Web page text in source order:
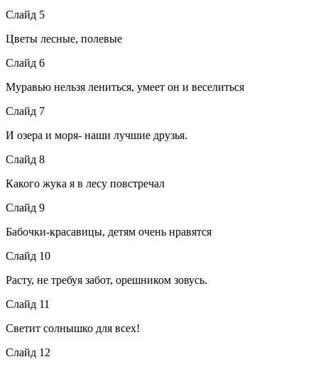
Слайд 5
Цветы лесные, полевые
Слайд 6
Муравью нельзя лениться, умеет он и веселиться
Слайд 7
И озера и моря- наши лучшие друзья.
Слайд 8
Какого жука я в лесу повстречал
Слайд 9
Бабочки-красавицы, детям очень нравятся
Слайд 10
Расту, не требуя забот, орешником зовусь.
Слайд 11
Светит солнышко для всех!
Слайд 12